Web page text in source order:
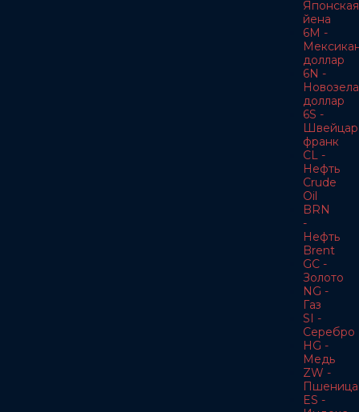
Японская
йена
6M -
доллар
6N -
доллар
6S -
франк
CL -
Нефть
Crude
Oil
BRN
-
Нефть
Brent
GC -
Золото
NG -
Газ
SI -
Серебро
HG -
Медь
ZW -
Пшеница
ES -